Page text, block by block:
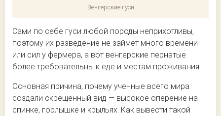
Венгерские гуси
Сами по себе гуси любой породы неприхотливы,
поэтому их разведение не займет много времени
или сил у фермера, а вот венгерские пернатые
более требовательны к еде и местам проживания.
Основная причина, почему ученные всего мира
создали скрещенный вид — высокое оперение на
спинке, горлышке и крыльях. Как вывести такой